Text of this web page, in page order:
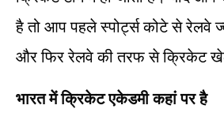
है तो आप पहले स्पोर्ट्स कोटे से रेलवे
और फिर रेलवे की तरफ से क्रिकेट
भारत में क्रिकेट एकेडमी कहां पर है